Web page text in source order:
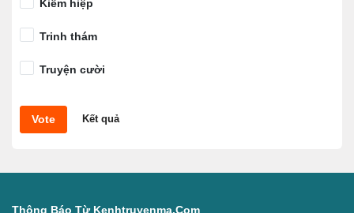
Kiếm hiệp
Trinh thám
Truyện cười
Vote Kết quả
Thông Báo Từ Kenhtruyenma.com